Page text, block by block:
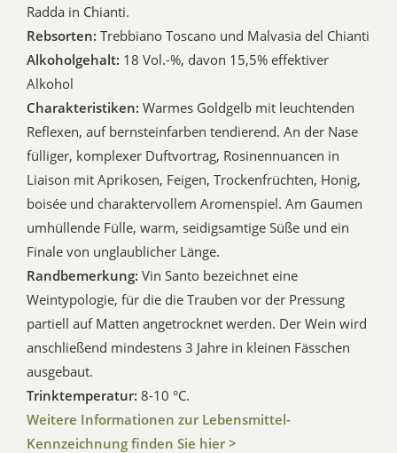
Radda in Chianti.
Rebsorten: Trebbiano Toscano und Malvasia del Chianti
Alkoholgehalt: 18 Vol.-%, davon 15,5% effektiver
Alkohol
Charakteristiken: Warmes Goldgelb mit leuchtenden
Reflexen, auf bernsteinfarben tendierend. An der Nase
fülliger, komplexer Duftvortrag, Rosinennuancen in
Liaison mit Aprikosen, Feigen, Trockenfrüchten, Honig,
boisée und charaktervollem Aromenspiel. Am Gaumen
umhüllende Fülle, warm, seidigsamtige Süße und ein
Finale von unglaublicher Länge.
Randbemerkung: Vin Santo bezeichnet eine
Weintypologie, für die die Trauben vor der Pressung
partiell auf Matten angetrocknet werden. Der Wein wird
anschließend mindestens 3 Jahre in kleinen Fässchen
ausgebaut.
Trinktemperatur: 8-10 °C.
Weitere Informationen zur Lebensmittel-
Kennzeichnung finden Sie hier >